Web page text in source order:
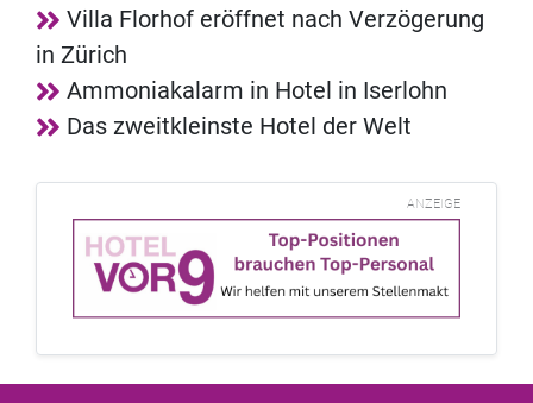
Villa Florhof eröffnet nach Verzögerung
in Zürich
Ammoniakalarm in Hotel in Iserlohn
Das zweitkleinste Hotel der Welt
ANZEIGE